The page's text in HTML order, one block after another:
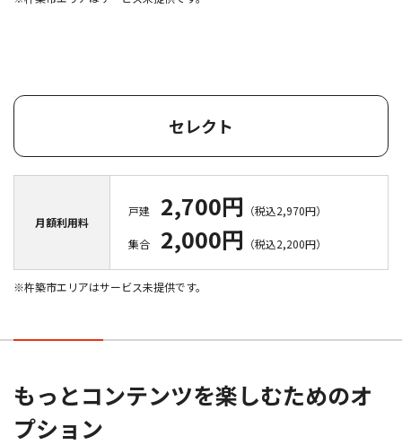
セレクト
月額利用料
戸建 2,700円 （税込2,970円）
集合 2,000円 （税込2,200円）
※杵築市エリアはサービス未提供です。
もっとコンテンツを楽しむためのオ
プション